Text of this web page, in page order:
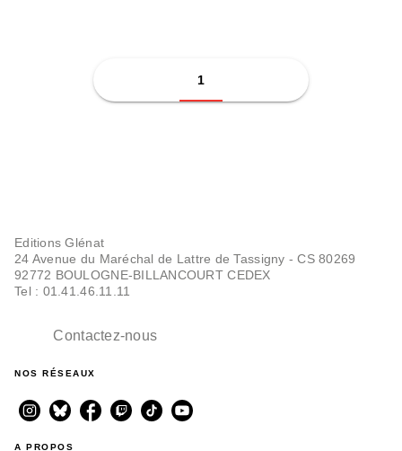
1
Editions Glénat
24 Avenue du Maréchal de Lattre de Tassigny - CS 80269
92772 BOULOGNE-BILLANCOURT CEDEX
Tel : 01.41.46.11.11
Contactez-nous
NOS RÉSEAUX
A PROPOS